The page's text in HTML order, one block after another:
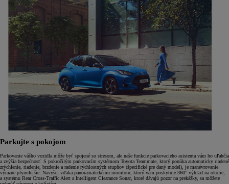
Parkujte s pokojom
Parkovanie vášho vozidla môže byť spojené so stresom, ale naše funkcie parkovacieho asistenta vám ho uľahčia
a zvýšia bezpečnosť. S pokročilým parkovacím systémom Toyota Teammate, ktorý ponúka automaticky riadené
zrýchlenie, riadenie, brzdenie a radenie rýchlostných stupňov (špecifické pre daný model), je manévrovanie
výrazne plynulejšie. Navyše, vďaka panoramatickému monitoru, ktorý vám poskytuje 360° výhľad na okolie,
a systému Rear Cross-Traffic Alert a Intelligent Clearance Sonar, ktoré dávajú pozor na prekážky, sa môžete